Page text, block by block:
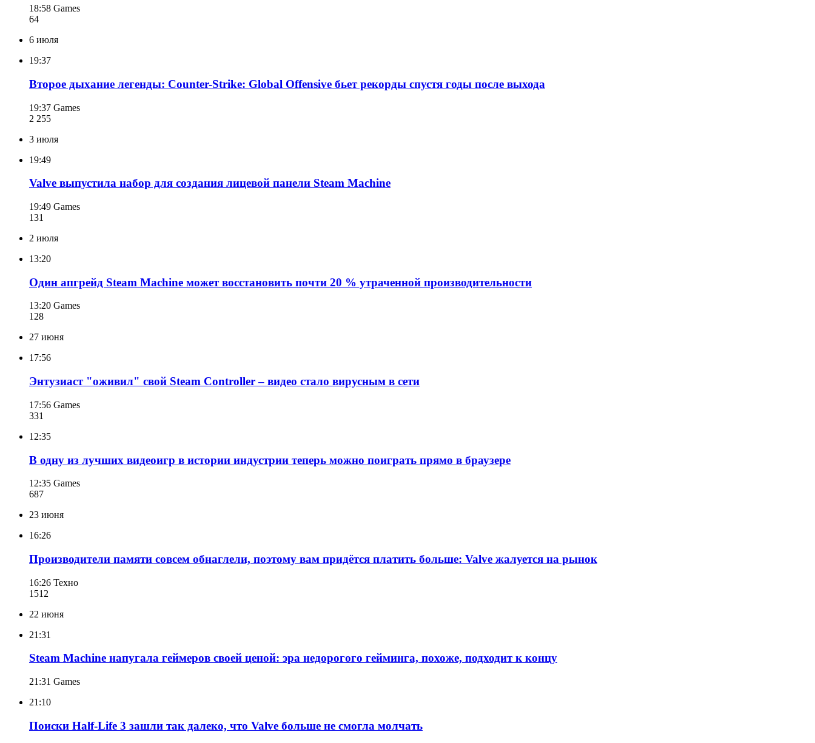
18:58 Games
64
6 июля
19:37
Второе дыхание легенды: Counter-Strike: Global Offensive бьет рекорды спустя годы после выхода
19:37 Games
2 255
3 июля
19:49
Valve выпустила набор для создания лицевой панели Steam Machine
19:49 Games
131
2 июля
13:20
Один апгрейд Steam Machine может восстановить почти 20 % утраченной производительности
13:20 Games
128
27 июня
17:56
Энтузиаст "оживил" свой Steam Controller – видео стало вирусным в сети
17:56 Games
331
12:35
В одну из лучших видеоигр в истории индустрии теперь можно поиграть прямо в браузере
12:35 Games
687
23 июня
16:26
Производители памяти совсем обнаглели, поэтому вам придётся платить больше: Valve жалуется на рынок
16:26 Техно
151 2
22 июня
21:31
Steam Machine напугала геймеров своей ценой: эра недорогого гейминга, похоже, подходит к концу
21:31 Games
21:10
Поиски Half-Life 3 зашли так далеко, что Valve больше не смогла молчать